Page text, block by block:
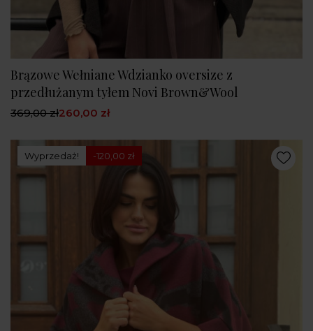
Brązowe Wełniane Wdzianko oversize z
przedłużanym tyłem Novi Brown&Wool
369,00 zł260,00 zł
Wyprzedaż! -120,00 zł